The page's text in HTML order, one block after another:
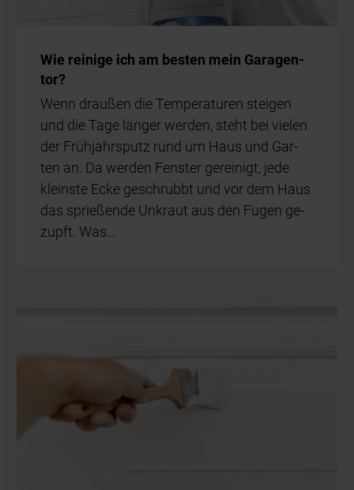
Wie rei­ni­ge ich am bes­ten mein Ga­ra­gen­
tor?
Wenn drau­ßen die Tem­pe­ra­tu­ren stei­gen
und die Tage län­ger wer­den, steht bei vie­len
der Früh­jahrs­putz rund um Haus und Gar­
ten an. Da wer­den Fens­ter ge­rei­nigt, jede
kleins­te Ecke ge­schrubbt und vor dem Haus
das sprie­ßen­de Un­kraut aus den Fu­gen ge­
zupft. Was…